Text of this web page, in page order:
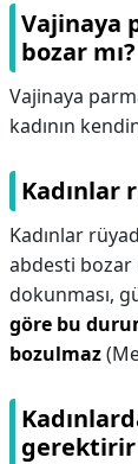
Vajinaya
bozar mı?
Vajinaya
kadının
Kadınlar
Kadınlar
abdesti bozar
dokunması,
göre bu
bozulmaz
gerektirir